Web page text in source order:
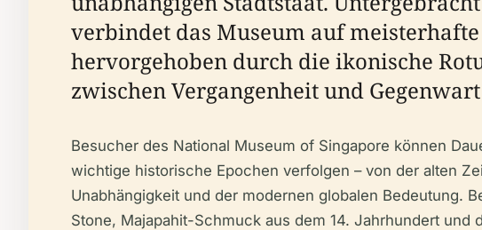
verbindet das Museum auf
hervorgehoben durch die ikonische
zwischen Vergangenheit und
Besucher des National Museum of Singapore können
wichtige historische Epochen verfolgen – von der alten
Unabhängigkeit und der modernen globalen Bedeutung.
Stone, Majapahit-Schmuck aus dem 14. Jahrhundert